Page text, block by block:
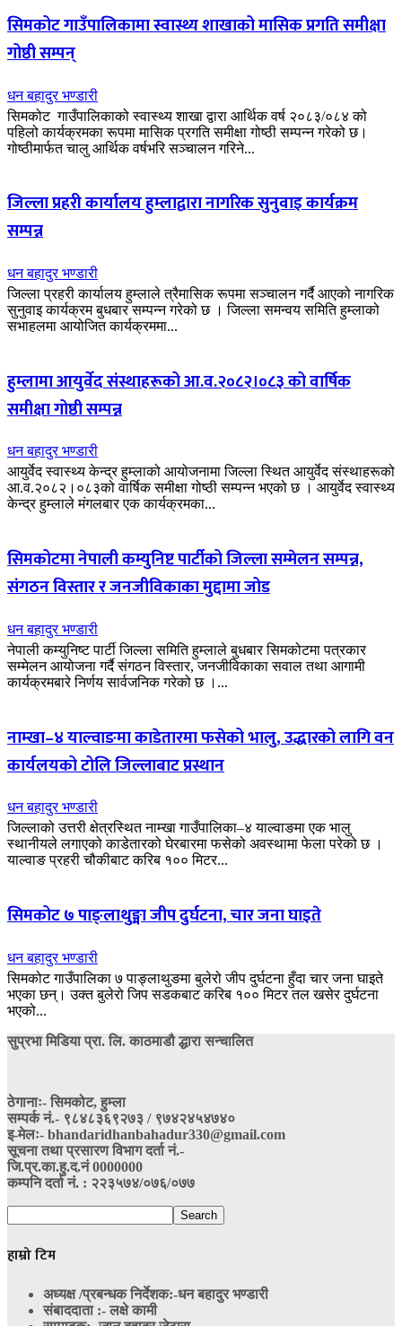
सिमकोट गाउँपालिकामा स्वास्थ्य शाखाको मासिक प्रगति समीक्षा
गोष्ठी सम्पन्
धन बहादुर भण्डारी
सिमकोट गाउँपालिकाको स्वास्थ्य शाखा द्वारा आर्थिक वर्ष २०८३/०८४ को
पहिलो कार्यक्रमका रूपमा मासिक प्रगति समीक्षा गोष्ठी सम्पन्न गरेको छ।
गोष्ठीमार्फत चालु आर्थिक वर्षभरि सञ्चालन गरिने...
जिल्ला प्रहरी कार्यालय हुम्लाद्वारा नागरिक सुनुवाइ कार्यक्रम
सम्पन्न
धन बहादुर भण्डारी
जिल्ला प्रहरी कार्यालय हुम्लाले त्रैमासिक रूपमा सञ्चालन गर्दै आएको नागरिक
सुनुवाइ कार्यक्रम बुधबार सम्पन्न गरेको छ । जिल्ला समन्वय समिति हुम्लाको
सभाहलमा आयोजित कार्यक्रममा...
हुम्लामा आयुर्वेद संस्थाहरूको आ.व.२०८२।०८३ को वार्षिक
समीक्षा गोष्ठी सम्पन्न
धन बहादुर भण्डारी
आयुर्वेद स्वास्थ्य केन्द्र हुम्लाको आयोजनामा जिल्ला स्थित आयुर्वेद संस्थाहरूको
आ.व.२०८२।०८३को वार्षिक समीक्षा गोष्ठी सम्पन्न भएको छ । आयुर्वेद स्वास्थ्य
केन्द्र हुम्लाले मंगलबार एक कार्यक्रमका...
सिमकोटमा नेपाली कम्युनिष्ट पार्टीको जिल्ला सम्मेलन सम्पन्न,
संगठन विस्तार र जनजीविकाका मुद्दामा जोड
धन बहादुर भण्डारी
नेपाली कम्युनिष्ट पार्टी जिल्ला समिति हुम्लाले बुधबार सिमकोटमा पत्रकार
सम्मेलन आयोजना गर्दै संगठन विस्तार, जनजीविकाका सवाल तथा आगामी
कार्यक्रमबारे निर्णय सार्वजनिक गरेको छ ।...
नाम्खा–४ याल्वाङमा काडेतारमा फसेको भालु, उद्धारको लागि वन
कार्यलयको टोलि जिल्लाबाट प्रस्थान
धन बहादुर भण्डारी
जिल्लाको उत्तरी क्षेत्रस्थित नाम्खा गाउँपालिका–४ याल्वाङमा एक भालु
स्थानीयले लगाएको काडेतारको घेरबारमा फसेको अवस्थामा फेला परेको छ ।
याल्वाङ प्रहरी चौकीबाट करिब १०० मिटर...
सिमकोट ७ पाङ्लाथुङ्मा जीप दुर्घटना, चार जना घाइते
धन बहादुर भण्डारी
सिमकोट गाउँपालिका ७ पाङ्लाथुङमा बुलेरो जीप दुर्घटना हुँदा चार जना घाइते
भएका छन्। उक्त बुलेरो जिप सडकबाट करिब १०० मिटर तल खसेर दुर्घटना
भएको...
सुप्रभा मिडिया प्रा. लि. काठमाडौ द्धारा सन्चालित
ठेगानाः- सिमकोट, हुम्ला
सम्पर्क नं‍.- ९८४८३६९२७३ / ९७४२४५४७४०
इ-मेलः- bhandaridhanbahadur330@gmail.com
सूचना तथा प्रसारण विभाग दर्ता नं.-
जि.प्र.का.हु.द.नं 0000000
कम्पनि दर्ता नं. : २२३५७४/०७६/०७७
हाम्रो टिम
अध्यक्ष /प्रबन्धक निर्देशक:-धन बहादुर भण्डारी
संबाददाता :- लक्षे कामी